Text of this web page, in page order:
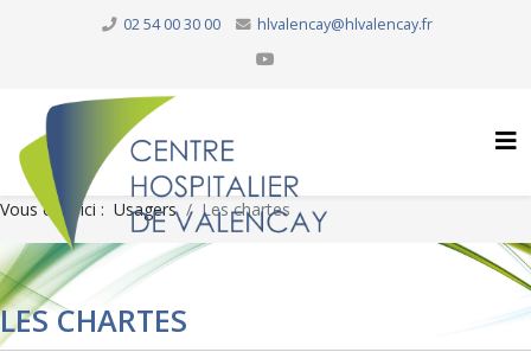
02 54 00 30 00 hlvalencay@hlvalencay.fr
Vous êtes ici : Usagers Les chartes
LES CHARTES